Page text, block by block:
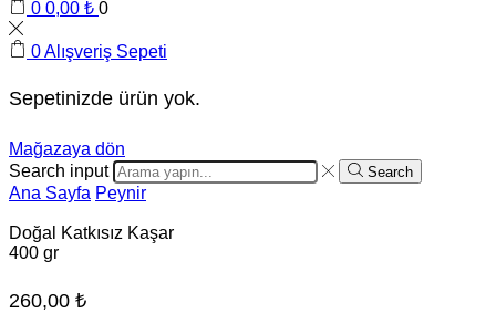
0 0,00 ₺ 0
0Alışveriş Sepeti
Sepetinizde ürün yok.
Mağazaya dön
Search input
Search
Ana Sayfa Peynir
Doğal Katkısız Kaşar
400 gr
260,00 ₺